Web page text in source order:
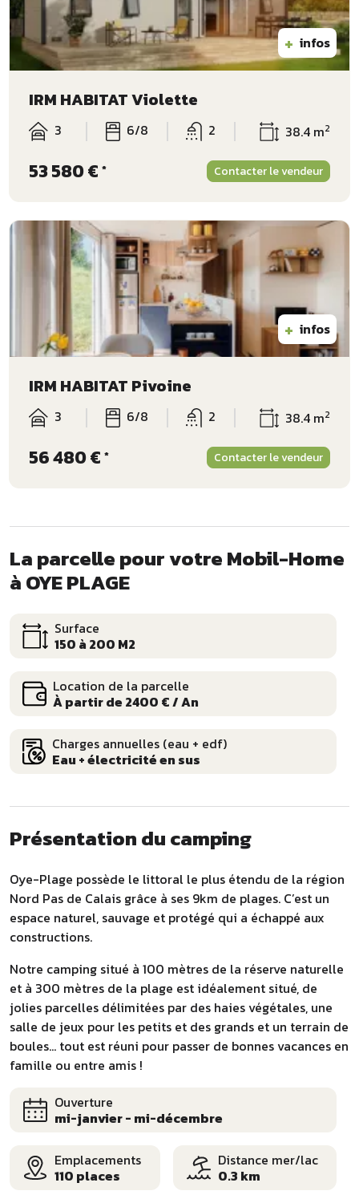
+ infos
IRM HABITAT Violette
3 6/8 2 38.4 m2
53 580 € * Contacter le vendeur
+ infos
IRM HABITAT Pivoine
3 6/8 2 38.4 m2
56 480 € * Contacter le vendeur
La parcelle pour votre Mobil-Home
à OYE PLAGE
Surface
150 à 200 M2
Location de la parcelle
À partir de 2400 € / An
Charges annuelles (eau + edf)
Eau + électricité en sus
Présentation du camping
Oye-Plage possède le littoral le plus étendu de la région
Nord Pas de Calais grâce à ses 9km de plages. C’est un
espace naturel, sauvage et protégé qui a échappé aux
constructions.
Notre camping situé à 100 mètres de la réserve naturelle
et à 300 mètres de la plage est idéalement situé, de
jolies parcelles délimitées par des haies végétales, une
salle de jeux pour les petits et des grands et un terrain de
boules... tout est réuni pour passer de bonnes vacances en
famille ou entre amis !
Ouverture
mi-janvier - mi-décembre
Emplacements
110 places
Distance mer/lac
0.3 km